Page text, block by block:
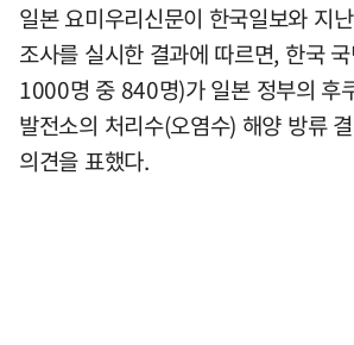
일본 요미우리신문이 한국일보와 지
조사를 실시한 결과에 따르면, 한국
1000명 중 840명)가 일본 정부의 후
발전소의 처리수(오염수) 해양 방류
의견을 표했다.